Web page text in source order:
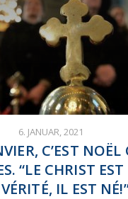
6. JANUAR, 2021
C’EST NOËL
“LE CHRIST
IL EST